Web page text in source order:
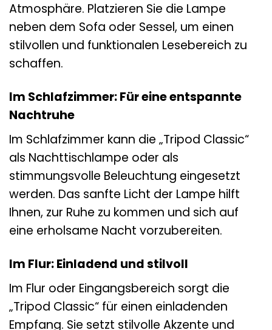
Atmosphäre. Platzieren Sie die Lampe
neben dem Sofa oder Sessel, um einen
stilvollen und funktionalen Lesebereich zu
schaffen.
Im Schlafzimmer: Für eine entspannte
Nachtruhe
Im Schlafzimmer kann die „Tripod Classic“
als Nachttischlampe oder als
stimmungsvolle Beleuchtung eingesetzt
werden. Das sanfte Licht der Lampe hilft
Ihnen, zur Ruhe zu kommen und sich auf
eine erholsame Nacht vorzubereiten.
Im Flur: Einladend und stilvoll
Im Flur oder Eingangsbereich sorgt die
„Tripod Classic“ für einen einladenden
Empfang. Sie setzt stilvolle Akzente und